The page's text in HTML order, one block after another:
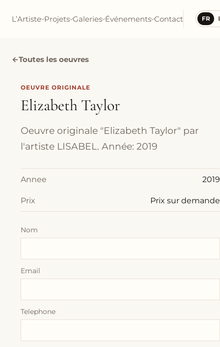
L’Artiste Projets Galeries Événements Contact FR
←Toutes les oeuvres
OEUVRE ORIGINALE
Elizabeth Taylor
Oeuvre originale "Elizabeth Taylor" par
l'artiste LISABEL. Année: 2019
Annee 2019
Prix Prix sur demande
Nom
Email
Telephone